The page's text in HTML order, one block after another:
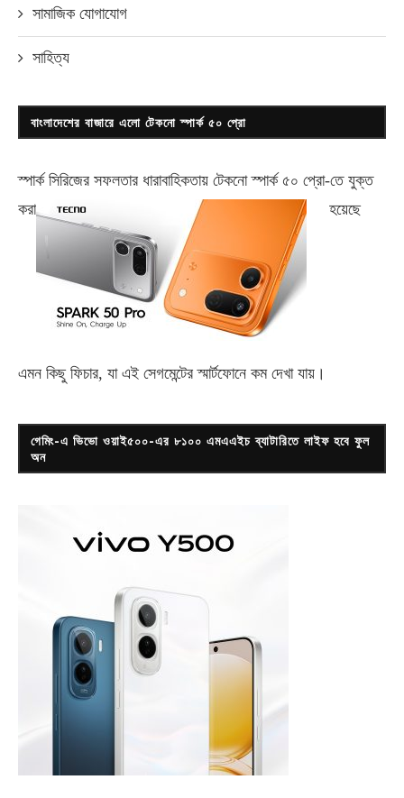
সামাজিক যোগাযোগ
সাহিত্য
বাংলাদেশের বাজারে এলো টেকনো স্পার্ক ৫০ প্রো
স্পার্ক সিরিজের সফলতার ধারাবাহিকতায় টেকনোস্পার্ক ৫০ প্রো-তে যুক্ত
করা
হয়েছে
এমন কিছু ফিচার, যা এই সেগমেন্টের স্মার্টফোনে কম দেখা যায়।
গেমিং-এ ভিভো ওয়াই৫০০-এর ৮১০০ এমএএইচ ব্যাটারিতে লাইফ হবে ফুল
অন